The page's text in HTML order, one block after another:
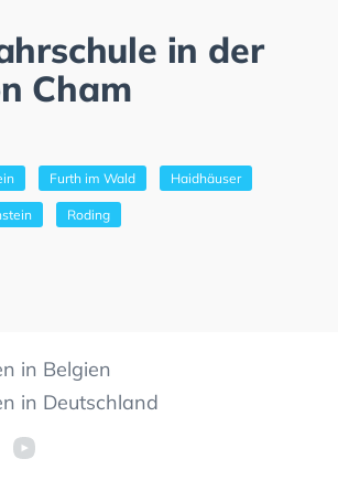
in der
Cham
Furth im Wald Haidhäuser
Roding
in Belgien
in Deutschland